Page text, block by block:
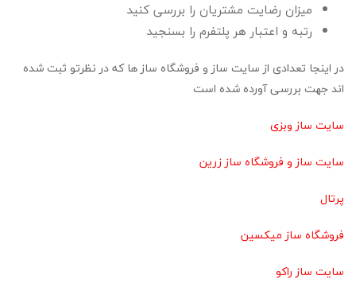
میزان رضایت مشتریان را بررسی کنید
رتبه و اعتبار هر پلتفرم را بسنجید
در اینجا تعدادی از سایت ساز و فروشگاه ساز ها که در نظرتو ثبت شده
اند جهت بررسی آورده شده است
سایت ساز وبزی
سایت ساز و فروشگاه ساز زرین
پرتال
فروشگاه ساز میکسین
سایت ساز راکو